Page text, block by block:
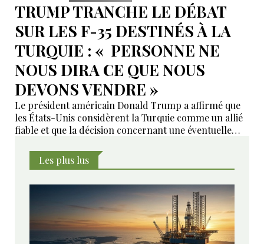
TRUMP TRANCHE LE DÉBAT
SUR LES F-35 DESTINÉS À LA
TURQUIE : « PERSONNE NE
NOUS DIRA CE QUE NOUS
DEVONS VENDRE »
Le président américain Donald Trump a affirmé que
les États-Unis considèrent la Turquie comme un allié
fiable et que la décision concernant une éventuelle
être influencée par des pressions extérieures.
Les plus lus